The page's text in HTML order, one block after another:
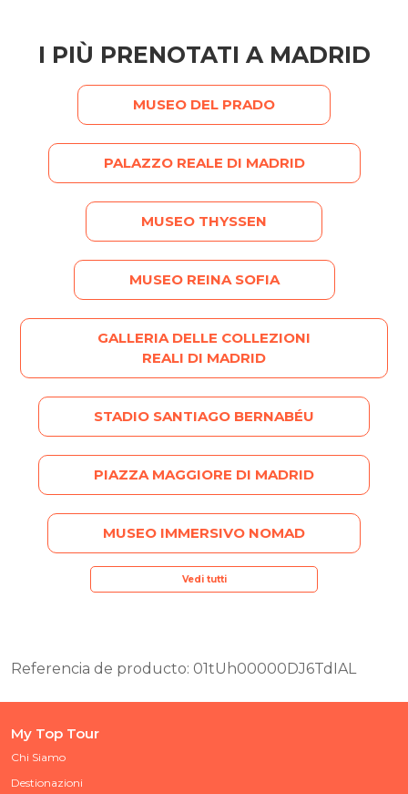
I PIÙ PRENOTATI A MADRID
MUSEO DEL PRADO
PALAZZO REALE DI MADRID
MUSEO THYSSEN
MUSEO REINA SOFIA
GALLERIA DELLE COLLEZIONI
REALI DI MADRID
STADIO SANTIAGO BERNABÉU
PIAZZA MAGGIORE DI MADRID
MUSEO IMMERSIVO NOMAD
Vedi tutti
Referencia de producto: 01tUh00000DJ6TdIAL
My Top Tour
Chi Siamo
Destionazioni